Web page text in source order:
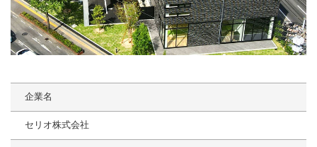
企業名
セリオ株式会社